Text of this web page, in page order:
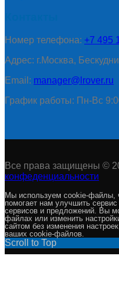
Номер телефона: +7 495
Адрес: г.Москва,
Email: manager@lrover.ru
График работы: Пн-Вс
Все права защищены ©
конфеденциальности
Мы используем cookie-файлы,
помогает нам улучшить
сервисов и предложений. Вы
файлах или изменить
сайтом без изменения
ваших cookie-файлов.
Scroll to Top